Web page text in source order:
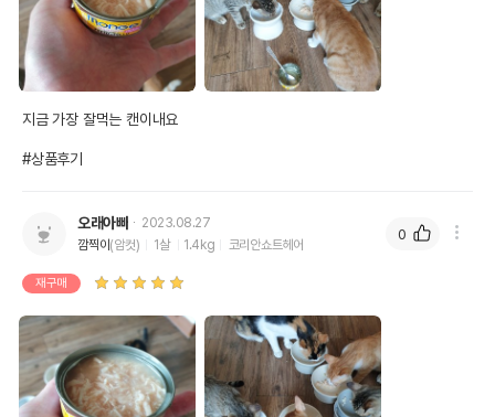
상품 필수 정보
품명 및 모델명 몬지 댈리켓 닭가슴살 80g
법에 의한 인증,허가 등을
경우 그에 대한 사항
제조국 또는 원산지
수입자를 함께 표기
몬지
또는 소비자상담 관련
유통기한
유통기한이 최소 2026.12.04이거나 그
이후인 상품이 출고됩니다.
단, 상품명에 유통기한 명시된 경우, 해당
유통기한을 따릅니다.
지금 가장 잘먹는 캔이내요
#상품후기
오래아빠
2023.08.27
깜찍이 (암컷) 1살 1.4kg 코리안쇼트헤어
재구매
0